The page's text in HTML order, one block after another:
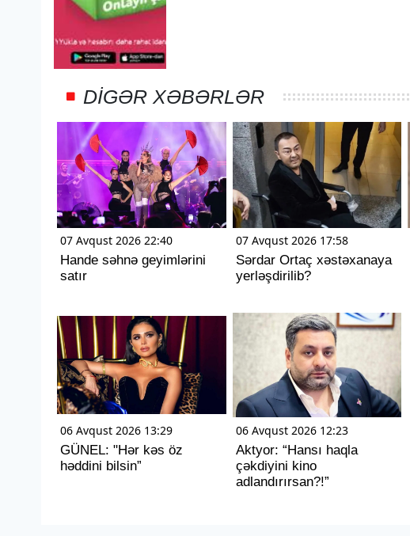
DIGƏR XƏBƏRLƏR
07 Avqust 2026 22:40
Hande səhnə geyimlərini
satır
07 Avqust 2026 17:58
Sərdar Ortaç xəstəxanaya
yerləşdirilib?
06 Avqust 2026 13:29
GÜNEL: "Hər kəs öz
həddini bilsin”
06 Avqust 2026 12:23
Aktyor: “Hansı haqla
çəkdiyini kino
adlandırırsan?!”